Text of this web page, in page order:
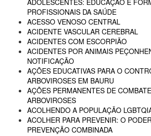
ADOLESCENTES: EDUCAÇÃO E
PROFISSIONAIS DA SAÚDE
ACESSO VENOSO CENTRAL
ACIDENTE VASCULAR CEREBRAL
ACIDENTES COM ESCORPIÃO
ACIDENTES POR ANIMAIS
NOTIFICAÇÃO
AÇÕES EDUCATIVAS PARA O
ARBOVIROSES EM BAURU
AÇÕES PERMANENTES DE
ARBOVIROSES
ACOLHENDO A POPULAÇÃO
ACOLHER PARA PREVENIR: O
PREVENÇÃO COMBINADA